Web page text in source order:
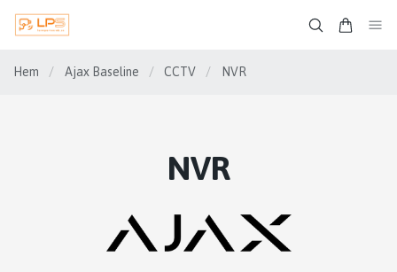
Hem / Ajax Baseline / CCTV / NVR
NVR